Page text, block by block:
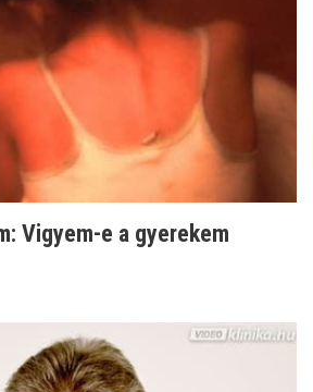
Vigyem-e a gyerekem